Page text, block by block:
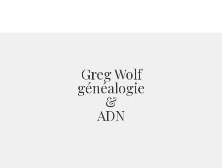
Greg Wolf
généalogie
&
ADN